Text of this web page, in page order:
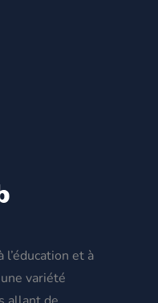
et à
variété